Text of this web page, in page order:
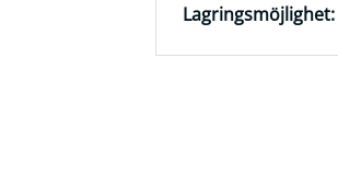
Lagringsmöjlighet: